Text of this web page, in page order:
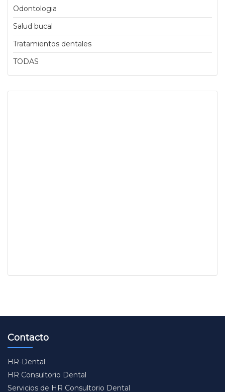
Odontologia
Salud bucal
Tratamientos dentales
TODAS
Contacto
HR-Dental
HR Consultorio Dental
Servicios de HR Consultorio Dental